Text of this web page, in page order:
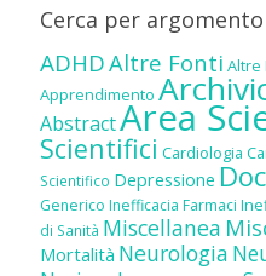
Cerca per argomento
ADHDAltre Fonti Altre
Apprendimento
AbstractArea
Scientifici Cardiologia
Scientifico Depressione
Generico Inefficacia Farmaci
di Sanità Miscellanea
Mortalità Neurologia